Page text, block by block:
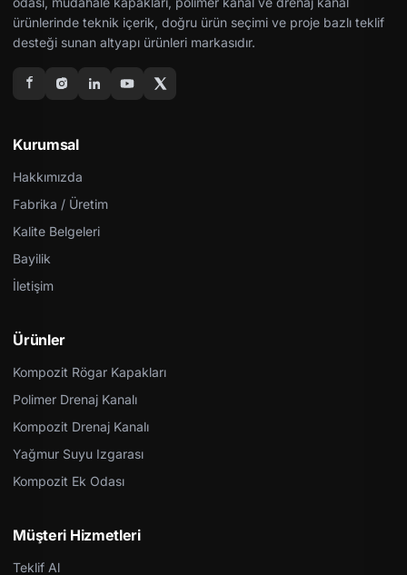
ürünlerinde teknik içerik, doğru ürün seçimi ve proje bazlı teklif
desteği sunan altyapı ürünleri markasıdır.
Kurumsal
Hakkımızda
Fabrika / Üretim
Kalite Belgeleri
Bayilik
İletişim
Ürünler
Kompozit Rögar Kapakları
Polimer Drenaj Kanalı
Kompozit Drenaj Kanalı
Yağmur Suyu Izgarası
Kompozit Ek Odası
Müşteri Hizmetleri
Teklif Al